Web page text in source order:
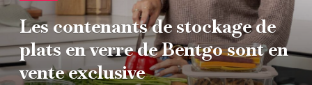
Les contenants de stockage de
plats en verre de Bentgo sont en
vente exclusive